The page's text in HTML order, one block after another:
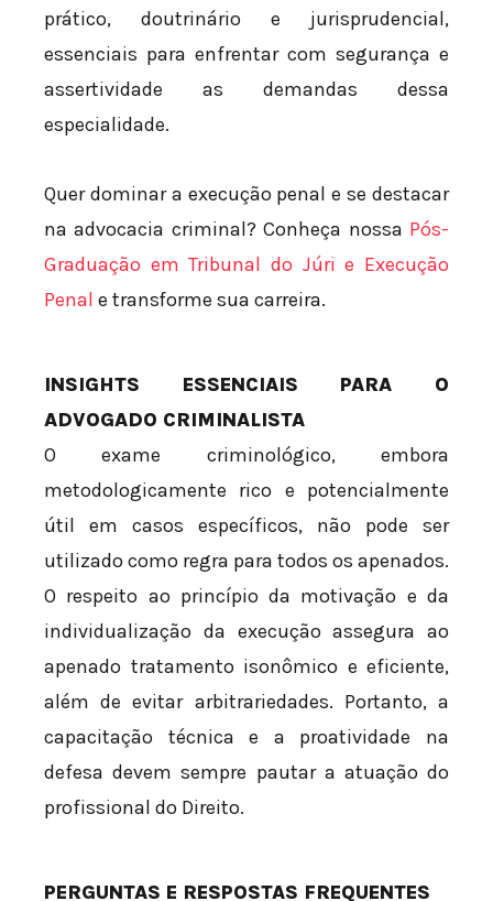
prático, doutrinário e jurisprudencial,
essenciais para enfrentar com segurança e
assertividade as demandas dessa
especialidade.
Quer dominar a execução penal e se destacar
na advocacia criminal? Conheça nossa Pós-
Graduação em Tribunal do Júri e Execução
Penal e transforme sua carreira.
INSIGHTS ESSENCIAIS PARA O
ADVOGADO CRIMINALISTA
O exame criminológico, embora
metodologicamente rico e potencialmente
útil em casos específicos, não pode ser
utilizado como regra para todos os apenados.
O respeito ao princípio da motivação e da
individualização da execução assegura ao
apenado tratamento isonômico e eficiente,
além de evitar arbitrariedades. Portanto, a
capacitação técnica e a proatividade na
defesa devem sempre pautar a atuação do
profissional do Direito.
PERGUNTAS E RESPOSTAS FREQUENTES